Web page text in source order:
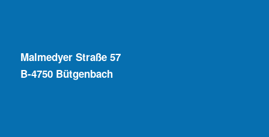
Malmedyer Straße 57
B-4750 Bütgenbach